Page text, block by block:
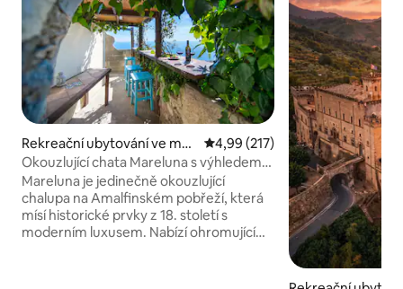
Rekreační ubytování ve měs
tě Conca dei Marini
Průměrné hodnocení 4,99 z 5,
4,99 (217)
Okouzlující chata Mareluna s výhledem
na Capri
Mareluna je jedinečně okouzlující
chalupa na Amalfinském pobřeží, která
mísí historické prvky z 18. století s
moderním luxusem. Nabízí ohromující